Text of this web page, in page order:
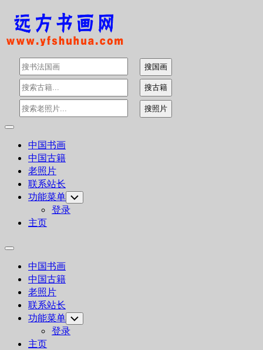
Skip
content
Expand
中国书画
中国古籍
老照片
联系站长
功能菜单 Toggle
Child
Menu
登录
主页
Expand
中国书画
中国古籍
老照片
联系站长
功能菜单 Toggle
Child
Menu
登录
主页